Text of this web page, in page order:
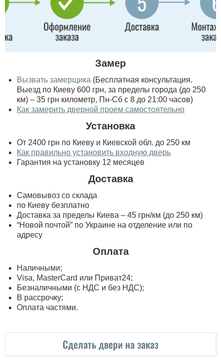
Замер
Вызвать замерщика (Бесплатная консультация.
Выезд по Киеву 600 грн, за пределы города (до 250
км) – 35 грн километр, Пн-Сб с 8 до 21:00 часов)
Как замерить дверной проем самостоятельно
Установка
От 2400 грн по Киеву и Киевской обл. до 250 км
Как правильно установить входную дверь
Гарантия на установку 12 месяцев
Доставка
Самовывоз со склада
по Киеву безплатно
Доставка за пределы Киева – 45 грн/км (до 250 км)
“Новой почтой” по Украине на отделение или по
адресу
Оплата
Наличными;
Visa, MasterСard или Приват24;
Безналичными (с НДС и без НДС);
В рассрочку;
Оплата частями.
Сделать двери на заказ